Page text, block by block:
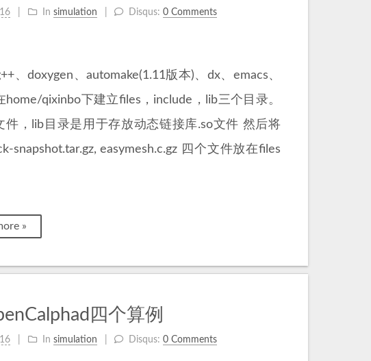
In simulation Disqus:0 Comments
、doxygen、automake(1.11版本)、dx、emacs、
qixinbo下建立files，include，lib三个目录。
，lib目录是用于存放动态链接库.so文件 然后将
snapshot.tar.gz, easymesh.c.gz 四个文件放在files
»
四个算例
In simulation Disqus:0 Comments